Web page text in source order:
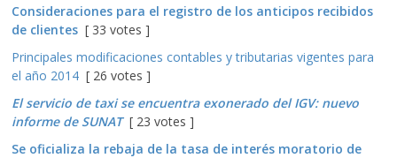
Consideraciones para el registro de los anticipos recibidos
de clientes [ 33 votes ]
Principales modificaciones contables y tributarias vigentes para
el año 2014 [ 26 votes ]
El servicio de taxi se encuentra exonerado del IGV: nuevo
informe de SUNAT[ 23 votes ]
Se oficializa la rebaja de la tasa de interés moratorio de